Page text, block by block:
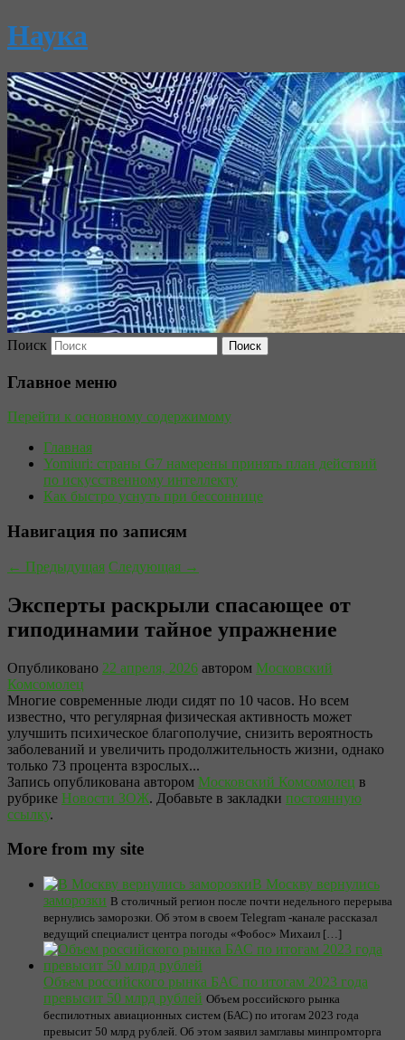
Наука
Поиск
Главное меню
Перейти к основному содержимому
Главная
Yomiuri: страны G7 намерены принять план действий
по искусственному интеллекту
Как быстро уснуть при бессоннице
Навигация по записям
← Предыдущая Следующая →
Эксперты раскрыли спасающее от
гиподинамии тайное упражнение
Опубликовано 22 апреля, 2026 автором Московский
Комсомолец
Многие современные люди сидят по 10 часов. Но всем
известно, что регулярная физическая активность может
улучшить психическое благополучие, снизить вероятность
заболеваний и увеличить продолжительность жизни, однако
только 73 процента взрослых...
Запись опубликована автором Московский Комсомолец в
рубрике Новости ЗОЖ. Добавьте в закладки постоянную
ссылку.
More from my site
В Москву вернулись
заморозки В столичный регион после почти недельного перерыва
вернулись заморозки. Об этом в своем Telegram -канале рассказал
ведущий специалист центра погоды «Фобос» Михаил […]
Объем российского рынка БАС по итогам 2023 года
превысит 50 млрд рублей Объем российского рынка
беспилотных авиационных систем (БАС) по итогам 2023 года
превысит 50 млрд рублей. Об этом заявил замглавы минпромторга